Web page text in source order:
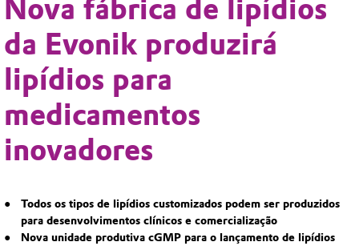
Nova fábrica de lipídios
da Evonik produzirá
lipídios para
medicamentos
inovadores
Todos os tipos de lipídios customizados podem ser produzidos
para desenvolvimentos clínicos e comercialização
Nova unidade produtiva cGMP para o lançamento de lipídios